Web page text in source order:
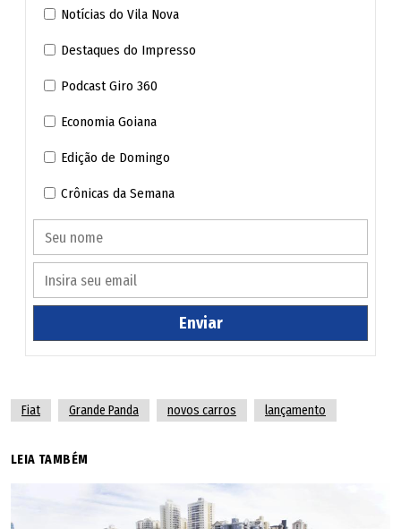
Notícias do Vila Nova
Destaques do Impresso
Podcast Giro 360
Economia Goiana
Edição de Domingo
Crônicas da Semana
Enviar
Fiat Grande Panda novos carros lançamento
LEIA TAMBÉM